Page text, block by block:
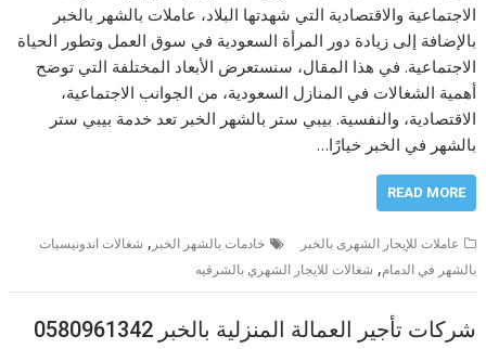
الاجتماعية والاقتصادية التي شهدتها البلاد، عاملات بالشهر بالخبر
بالإضافة إلى زيادة دور المرأة السعودية في سوق العمل وتطور الحياة
الاجتماعية. في هذا المقال، سنستعرض الأبعاد المختلفة التي توضح
أهمية الشغالات في المنازل السعودية، من الجوانب الاجتماعية،
الاقتصادية، والنفسية. بيبي ستر بالشهر الخبر تعد خدمة بيبي ستر
بالشهر في الخبر خيارًا…
READ MORE
عاملات للإيجار الشهرى بالخبر خادمات بالشهر الخبر , شغالات اندونيسيات
بالشهر في الدمام, شغالات للايجار الشهري بالشرقيه
شركات تأجير العمالة المنزلية بالخبر 0580961342